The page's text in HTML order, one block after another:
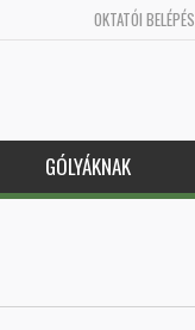
OKTATÓI BELÉPÉS
GÓLYÁKNAK